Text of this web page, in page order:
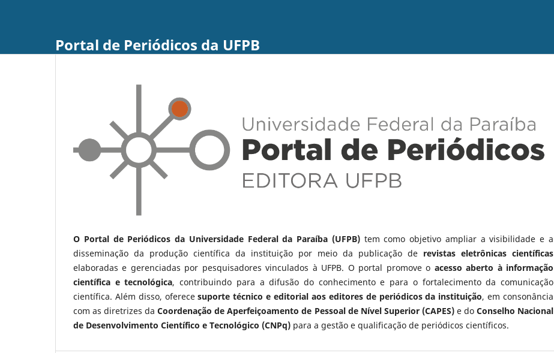
Portal de Periódicos da UFPB
O Portal de Periódicos da Universidade Federal da Paraíba (UFPB)tem como objetivo ampliar a visibilidade e a
disseminação da produção científica da instituição por meio da publicação de revistas eletrônicas científicas
elaboradas e gerenciadas por pesquisadores vinculados à UFPB. O portal promove o acesso aberto à informação
científica e tecnológica, contribuindo para a difusão do conhecimento e para o fortalecimento da comunicação
científica. Além disso, oferecesuporte técnico e editorial aos editores de periódicos da instituição, em consonância
com as diretrizes daCoordenação de Aperfeiçoamento de Pessoal de Nível Superior (CAPES)e do Conselho Nacional
de Desenvolvimento Científico e Tecnológico (CNPq) para a gestão e qualificação de periódicos científicos.